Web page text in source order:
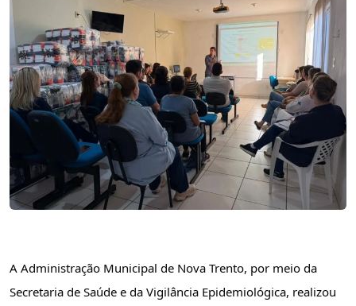
A Administração Municipal de Nova Trento, por meio da
Secretaria de Saúde e da Vigilância Epidemiológica, realizou